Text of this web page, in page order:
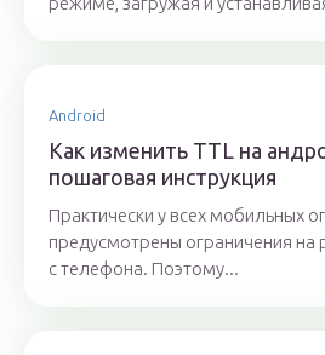
Android
Как изменить TTL на
пошаговая инструкция
Практически у всех мобильных
предусмотрены ограничения на
с телефона. Поэтому...